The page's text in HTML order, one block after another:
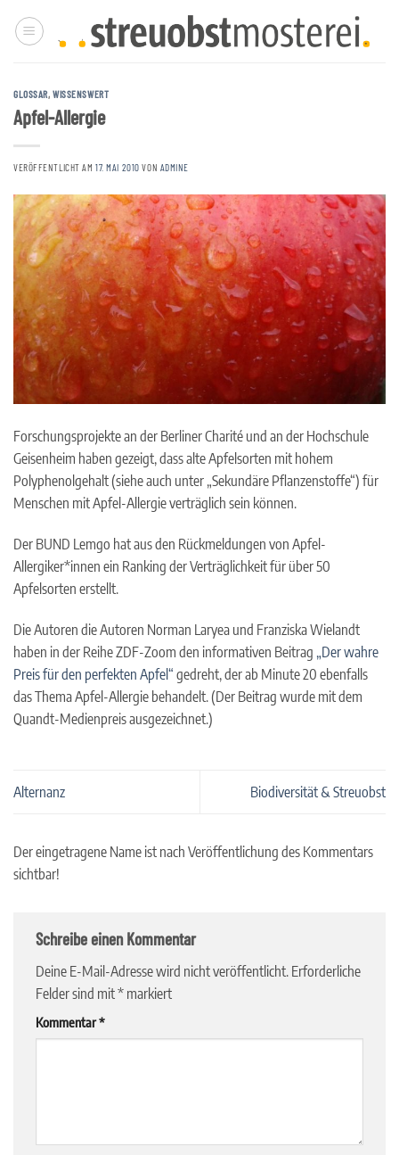
Inhalt
GLOSSAR,WISSENSWERT
Apfel-Allergie
VERÖFFENTLICHT AM17. MAI 2010 VON ADMINE
Forschungsprojekte an der Berliner Charité und an der Hochschule
Geisenheim haben gezeigt, dass alte Apfelsorten mit hohem
Polyphenolgehalt (siehe auch unter „Sekundäre Pflanzenstoffe“) für
Menschen mit Apfel-Allergie verträglich sein können.
Der BUND Lemgo hat aus den Rückmeldungen von Apfel-
Allergiker*innen ein Ranking der Verträglichkeit für über 50
Apfelsorten erstellt.
Die Autoren die Autoren Norman Laryea und Franziska Wielandt
haben in der Reihe ZDF-Zoom den informativen Beitrag „Der wahre
Preis für den perfekten Apfel“ gedreht, der ab Minute 20 ebenfalls
das Thema Apfel-Allergie behandelt. (Der Beitrag wurde mit dem
Quandt-Medienpreis ausgezeichnet.)
Alternanz Biodiversität & Streuobst
Der eingetragene Name ist nach Veröffentlichung des Kommentars
sichtbar!
Schreibe einen Kommentar
Deine E-Mail-Adresse wird nicht veröffentlicht. Erforderliche
Felder sind mit* markiert
Kommentar*